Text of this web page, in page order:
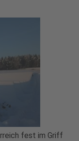
fest im Griff